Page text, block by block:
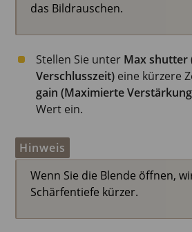
das Bildrauschen.
Stellen Sie unter Max shutter
Verschlusszeit) eine kürzere
gain (Maximierte
Wert ein.
Hinweis
Wenn Sie die Blende öffnen,
Schärfentiefe kürzer.